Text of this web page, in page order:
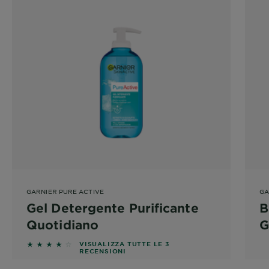
GARNIER PURE ACTIVE
Gel Detergente Purificante
Quotidiano
4 out of 5 stars based on reviews
VISUALIZZA TUTTE LE 3
RECENSIONI